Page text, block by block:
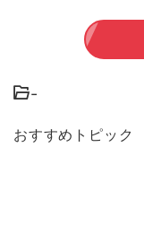
-
おすすめトピック